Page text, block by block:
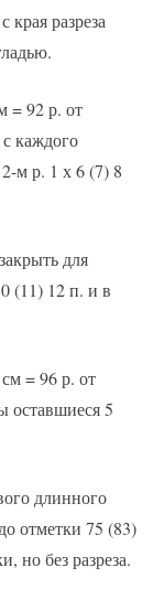
края разреза
= 92 р. от
с каждого
м р. 1 х 6 (7) 8
для
(11) 12 п. и в
= 96 р. от
оставшиеся 5
длинного
отметки 75 (83)
но без разреза.